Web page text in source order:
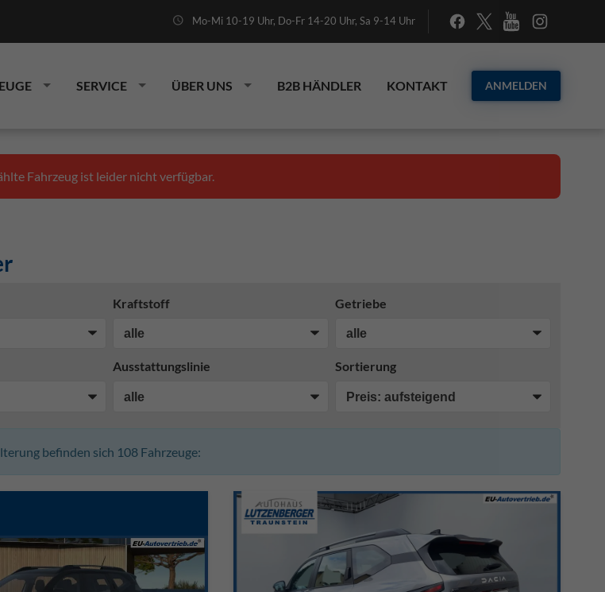
Mo-Mi 10-19 Uhr, Do-Fr 14-20 Uhr, Sa 9-14 Uhr
SERVICE ÜBER UNS B2B HÄNDLER KONTAKT ANMELDEN
Fahrzeug ist leider nicht verfügbar.
Kraftstoff Getriebe
Ausstattungslinie Sortierung
befinden sich 108Fahrzeuge: